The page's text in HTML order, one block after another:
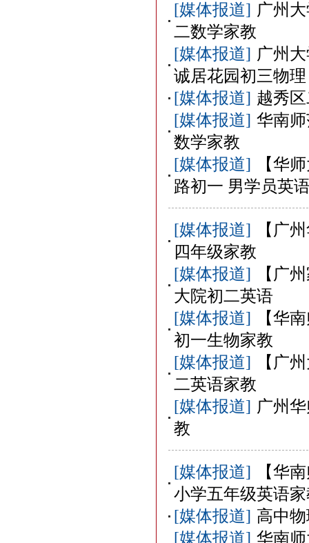
[媒体报道] 广州
二数学家教
[媒体报道] 广州
诚居花园初三物理
[媒体报道] 越秀
[媒体报道] 华南
数学家教
[媒体报道]
【华
路初一 男学员英
[媒体报道]
【广
四年级家教
[媒体报道]
【广
大院初二英语
[媒体报道]
【华
初一生物家教
[媒体报道]
【广
二英语家教
[媒体报道] 广州
教
[媒体报道]
【华
小学五年级英语
[媒体报道] 高中
[媒体报道] 华南